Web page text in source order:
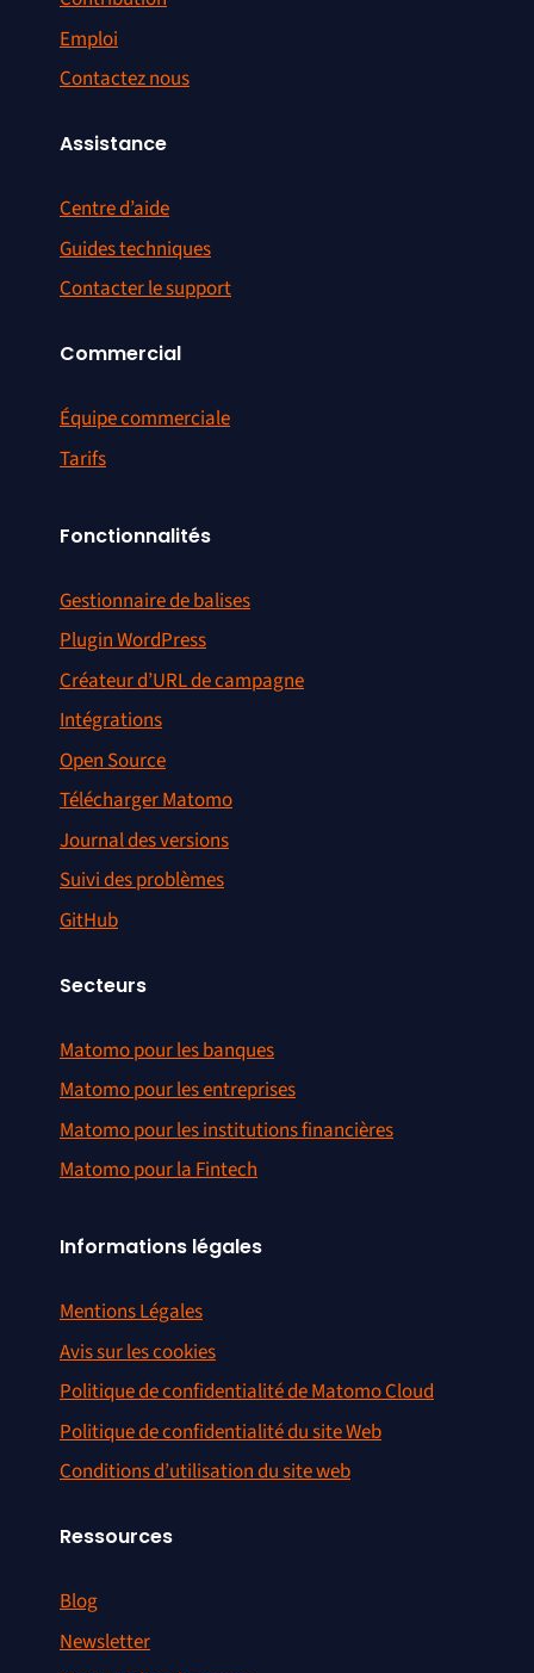
Emploi
Contactez nous
Assistance
Centre d’aide
Guides techniques
Contacter le support
Commercial
Équipe commerciale
Tarifs
Fonctionnalités
Gestionnaire de balises
Plugin WordPress
Créateur d’URL de campagne
Intégrations
Open Source
Télécharger Matomo
Journal des versions
Suivi des problèmes
GitHub
Secteurs
Matomo pour les banques
Matomo pour les entreprises
Matomo pour les institutions financières
Matomo pour la Fintech
Informations légales
Mentions Légales
Avis sur les cookies
Politique de confidentialité de Matomo Cloud
Politique de confidentialité du site Web
Conditions d’utilisation du site web
Ressources
Blog
Newsletter